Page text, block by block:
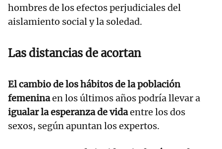
hombres de los efectos perjudiciales del
aislamiento social y la soledad.
Las distancias de acortan
El cambio de los hábitos de la población
femeninaen los últimos años podría llevar a
igualar la esperanza de vidaentre los dos
sexos, según apuntan los expertos.